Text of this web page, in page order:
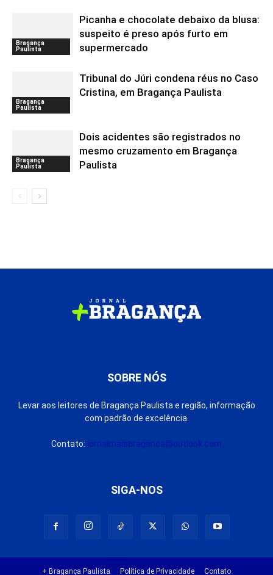
Bragança
Paulista
Picanha e chocolate debaixo da blusa:
suspeito é preso após furto em
supermercado
Bragança
Paulista
Tribunal do Júri condena réus no Caso
Cristina, em Bragança Paulista
Bragança
Paulista
Dois acidentes são registrados no
mesmo cruzamento em Bragança
Paulista
SOBRE NÓS
Levar aos leitores de Bragança Paulista e região, informação
com padrão de excelência.
Contato: jornalmaisbraganca@outlook.com
SIGA-NOS
+ Bragança Paulista Política de Privacidade Contato